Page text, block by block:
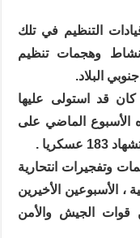
التنظيم في تلك
نشاط وهجمات تنظيم
البلاد.
قد استولى عليها
الأسبوع الماضي على
.
وتفجيرات انتحارية
، الأسبوعين الأخيرين
عن مقتل ما عن 230 من قوات الجيش والأمن